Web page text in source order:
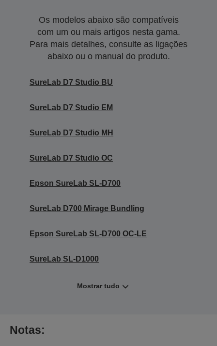
Os modelos abaixo são compatíveis
com um ou mais artigos nesta gama.
Para mais detalhes, consulte as ligações
abaixo ou o manual do produto.
SureLab D7 Studio BU
SureLab D7 Studio EM
SureLab D7 Studio MH
SureLab D7 Studio OC
Epson SureLab SL-D700
SureLab D700 Mirage Bundling
Epson SureLab SL-D700 OC-LE
SureLab SL-D1000
Mostrar tudo
Notas: